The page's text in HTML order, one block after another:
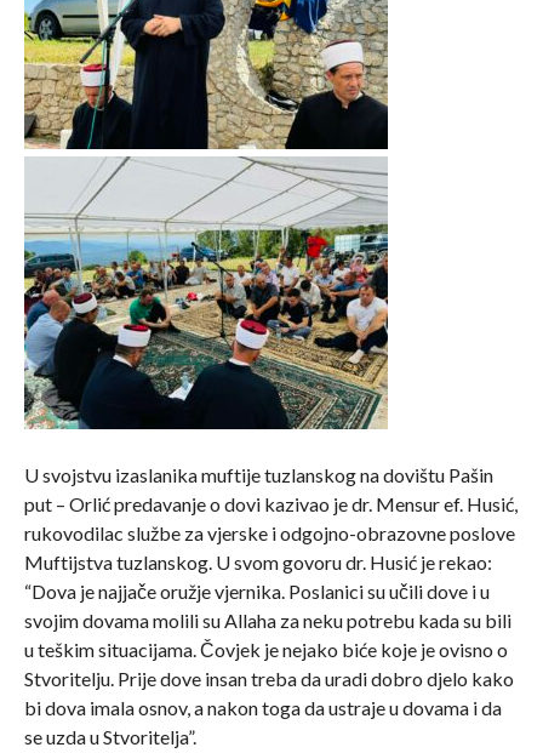
U svojstvu izaslanika muftije tuzlanskog na dovištu Pašin
put – Orlić predavanje o dovi kazivao je dr. Mensur ef. Husić,
rukovodilac službe za vjerske i odgojno-obrazovne poslove
Muftijstva tuzlanskog. U svom govoru dr. Husić je rekao:
“Dova je najjače oružje vjernika. Poslanici su učili dove i u
svojim dovama molili su Allaha za neku potrebu kada su bili
u teškim situacijama. Čovjek je nejako biće koje je ovisno o
Stvoritelju. Prije dove insan treba da uradi dobro djelo kako
bi dova imala osnov, a nakon toga da ustraje u dovama i da
se uzda u Stvoritelja”.